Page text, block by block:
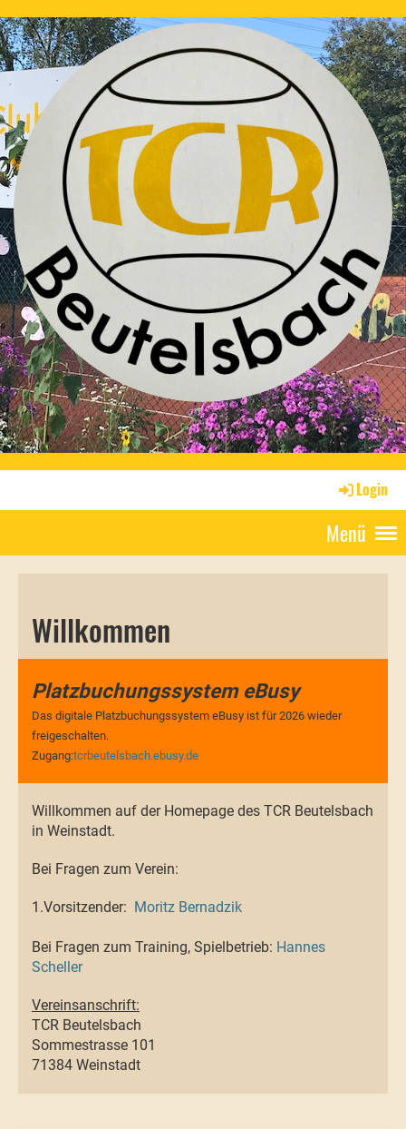
Login
Menü
Willkommen
Platzbuchungssystem eBusy
Das digitale Platzbuchungssystem eBusy ist für 2026 wieder
freigeschalten.
Zugang:tcrbeutelsbach.ebusy.de
Willkommen auf der Homepage des TCR Beutelsbach
in Weinstadt.
Bei Fragen zum Verein:
1.Vorsitzender: Moritz Bernadzik
Bei Fragen zum Training, Spielbetrieb: Hannes
Scheller
Vereinsanschrift:
TCR Beutelsbach
Sommestrasse 101
71384 Weinstadt